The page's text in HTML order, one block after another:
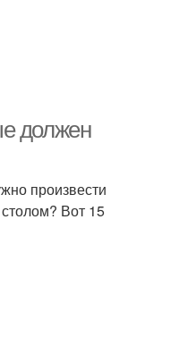
должен
произвести
Вот 15